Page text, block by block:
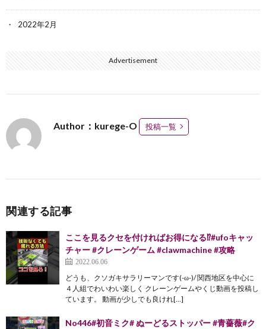
2022年2月
Advertisement
Author：kurege-O 投稿一覧
関連する記事
ここを見るクセを付ければお得になる⁉︎#ufoキャッ
チャー #クレーンゲーム #clawmachine #攻略
2022.06.06
どうも、クソガキサラリーマンです(-ω-)/ 関西地区を中心に
４人組でわいわい楽しく クレーンゲームやくじ動画を投稿し
ています。 動画が少しでも良けれ[…]
No446#初音ミク# ぬーどるストッパー #青薔薇#ク